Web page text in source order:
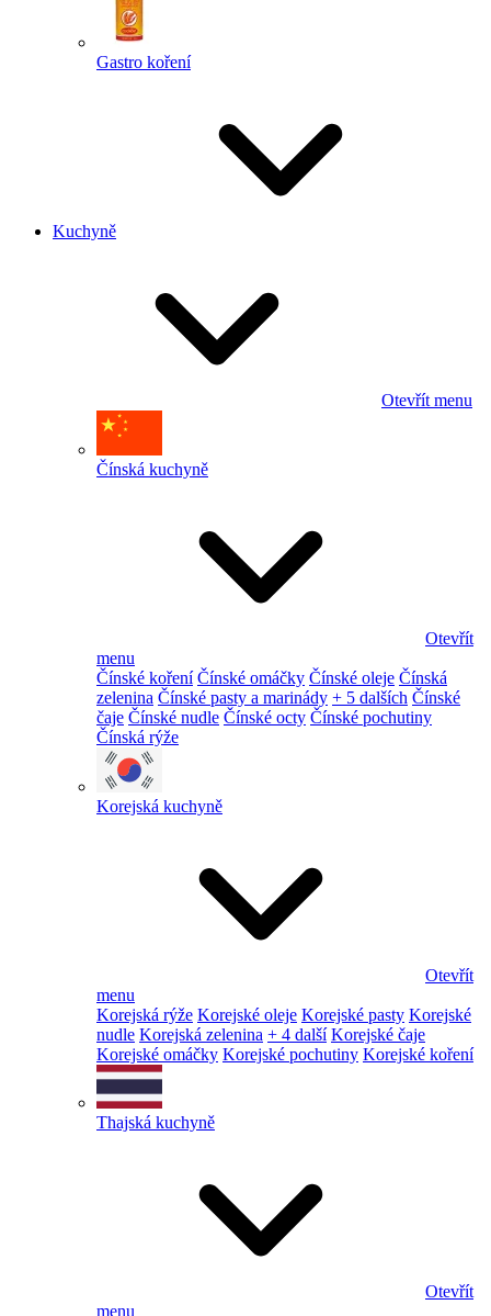
Gastro koření
Kuchyně
Otevřít menu
Čínská kuchyně
Otevřít
menu
Čínské koření Čínské omáčky Čínské oleje Čínská
zelenina Čínské pasty a marinády + 5 dalších Čínské
čaje Čínské nudle Čínské octy Čínské pochutiny
Čínská rýže
Korejská kuchyně
Otevřít
menu
Korejská rýže Korejské oleje Korejské pasty Korejské
nudle Korejská zelenina + 4 další Korejské čaje
Korejské omáčky Korejské pochutiny Korejské koření
Thajská kuchyně
Otevřít
menu